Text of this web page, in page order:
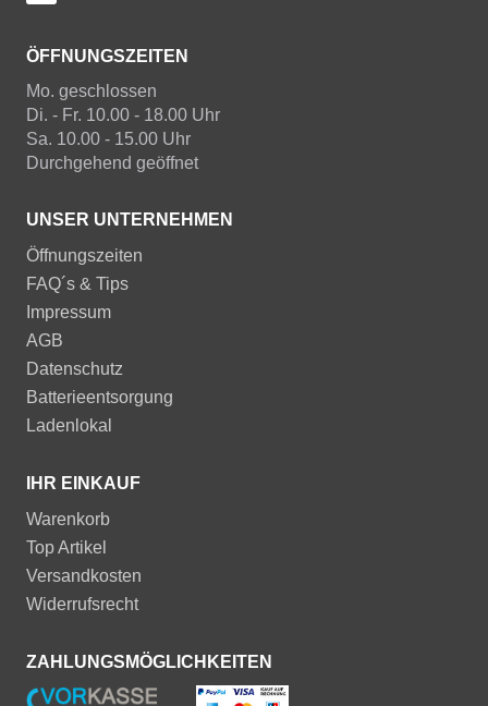
ÖFFNUNGSZEITEN
Mo. geschlossen
Di. - Fr. 10.00 - 18.00 Uhr
Sa. 10.00 - 15.00 Uhr
Durchgehend geöffnet
UNSER UNTERNEHMEN
Öffnungszeiten
FAQ´s & Tips
Impressum
AGB
Datenschutz
Batterieentsorgung
Ladenlokal
IHR EINKAUF
Warenkorb
Top Artikel
Versandkosten
Widerrufsrecht
ZAHLUNGSMÖGLICHKEITEN